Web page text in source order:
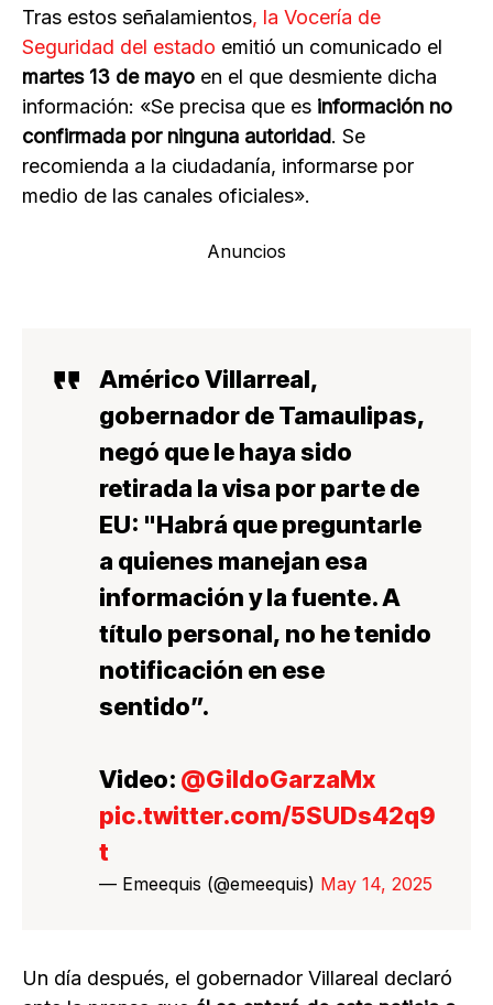
Tras estos señalamientos, la Vocería de
Seguridad del estado emitió un comunicado el
martes 13 de mayo en el que desmiente dicha
información: «Se precisa que es información no
confirmada por ninguna autoridad. Se
recomienda a la ciudadanía, informarse por
medio de las canales oficiales».
Anuncios
Américo Villarreal,
gobernador de Tamaulipas,
negó que le haya sido
retirada la visa por parte de
EU: "Habrá que preguntarle
a quienes manejan esa
información y la fuente. A
título personal, no he tenido
notificación en ese
sentido”.
Video: @GildoGarzaMx
pic.twitter.com/5SUDs42q9
t
— Emeequis (@emeequis) May 14, 2025
Un día después, el gobernador Villareal declaró